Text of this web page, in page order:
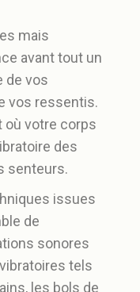
mais
avant tout un
de vos
vos ressentis.
où votre corps
des
senteurs.
issues
de
sonores
tels
les bols de